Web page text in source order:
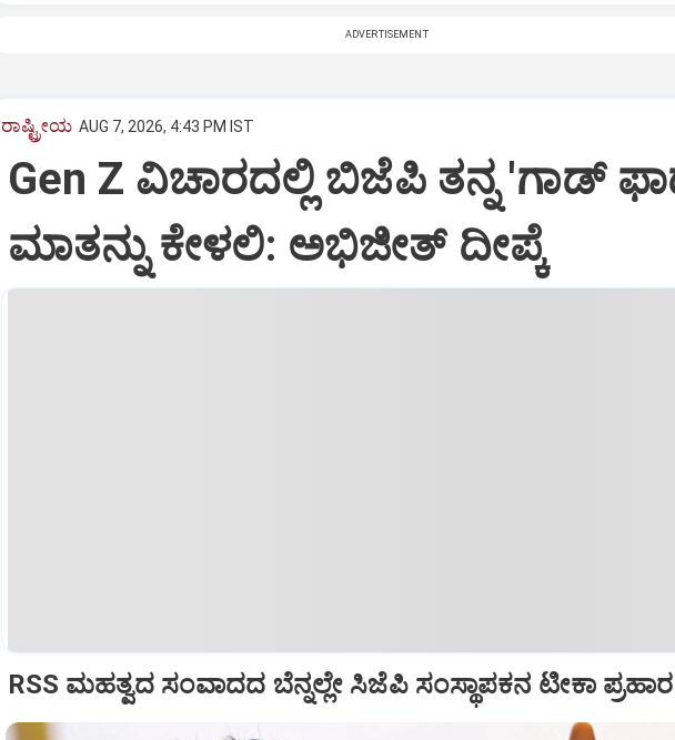
ADVERTISEMENT
ರಾಷ್ಟ್ರೀಯ AUG 7, 2026, 4:43 PM IST
Gen Z ವಿಚಾರದಲ್ಲಿ ಬಿಜೆಪಿ ತನ್ನ 'ಗಾಡ್
ಮಾತನ್ನು ಕೇಳಲಿ: ಅಭಿಜೀತ್ ದೀಪ್ಕೆ
RSS ಮಹತ್ವದ ಸಂವಾದದ ಬೆನ್ನಲ್ಲೇ ಸಿಜೆಪಿ ಸಂಸ್ಥಾಪಕನ ಟೀಕಾ ಪ್ರಹಾರ